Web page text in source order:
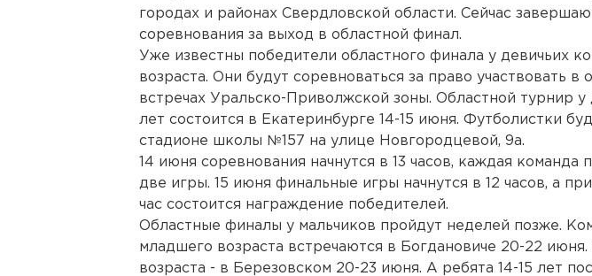
городах и районах Свердловской области. Сейчас
соревнования за выход в областной финал.
Уже известны победители областного финала у девичьих
возраста. Они будут соревноваться за право участвовать в
встречах Уральско-Приволжской зоны. Областной турнир у
лет состоится в Екатеринбурге 14-15 июня. Футболистки
стадионе школы №157 на улице Новгородцевой, 9а.
14 июня соревнования начнутся в 13 часов, каждая команда
две игры. 15 июня финальные игры начнутся в 12 часов, а
час состоится награждение победителей.
Областные финалы у мальчиков пройдут неделей позже.
младшего возраста встречаются в Богдановиче 20-22 июня.
возраста - в Березовском 20-23 июня. А ребята 14-15 лет